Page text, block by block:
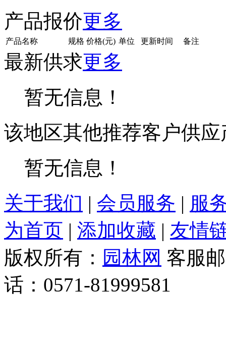
产品报价更多
产品名称 规格 价格(元) 单位 更新时间 备注
最新供求更多
暂无信息！
该地区其他推荐客户供应
暂无信息！
关于我们 | 会员服务 | 服
为首页 | 添加收藏 | 友情
版权所有： 园林网 客服
话：0571-81999581